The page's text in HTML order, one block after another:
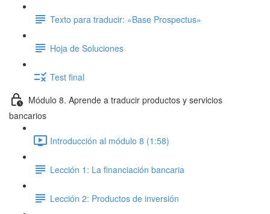
Texto para traducir: «Base Prospectus»
Hoja de Soluciones
Test final
Módulo 8. Aprende a traducir productos y servicios
bancarios
Introducción al módulo 8 (1:58)
Lección 1: La financiación bancaria
Lección 2: Productos de inversión